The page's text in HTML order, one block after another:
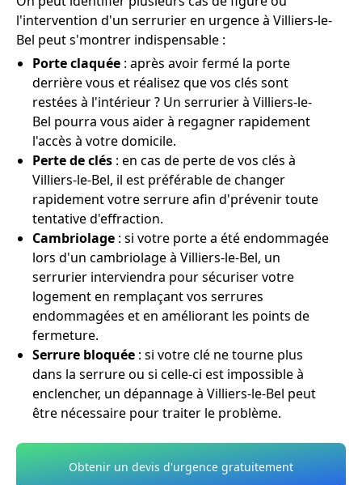
l'intervention d'un serrurier en urgence à Villiers-le-
Bel peut s'montrer indispensable :
Porte claquée : après avoir fermé la porte
derrière vous et réalisez que vos clés sont
restées à l'intérieur ? Un serrurier à Villiers-le-
Bel pourra vous aider à regagner rapidement
l'accès à votre domicile.
Perte de clés : en cas de perte de vos clés à
Villiers-le-Bel, il est préférable de changer
rapidement votre serrure afin d'prévenir toute
tentative d'effraction.
Cambriolage : si votre porte a été endommagée
lors d'un cambriolage à Villiers-le-Bel, un
serrurier interviendra pour sécuriser votre
logement en remplaçant vos serrures
endommagées et en améliorant les points de
fermeture.
Serrure bloquée : si votre clé ne tourne plus
dans la serrure ou si celle-ci est impossible à
enclencher, un dépannage à Villiers-le-Bel peut
être nécessaire pour traiter le problème.
Obtenir un devis d'urgence gratuitement